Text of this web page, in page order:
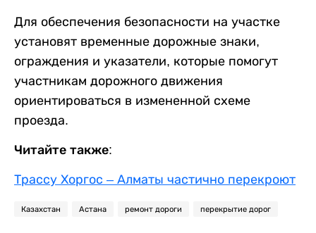
Для обеспечения безопасности на участке
установят временные дорожные знаки,
ограждения и указатели, которые помогут
участникам дорожного движения
ориентироваться в измененной схеме
проезда.
Читайте также:
Трассу Хоргос – Алматы частично перекроют
Казахстан Астана ремонт дороги перекрытие дорог